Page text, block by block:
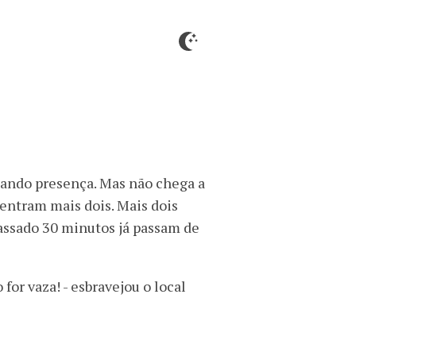
presença. Mas não chega a
mais dois. Mais dois
30 minutos já passam de
vaza! - esbravejou o local